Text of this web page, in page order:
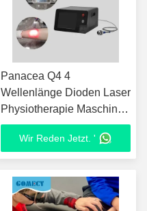
Panacea Q4 4
Wellenlänge Dioden Laser
Physiotherapie Maschine
für die Linderung von
Muskelschmerzen und
Körperwiederherstellung
Wir Reden Jetzt. '